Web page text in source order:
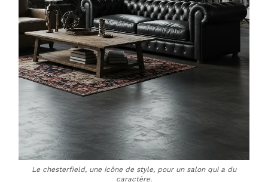
Le chesterfield, une icône de style, pour un salon qui a du
caractère.